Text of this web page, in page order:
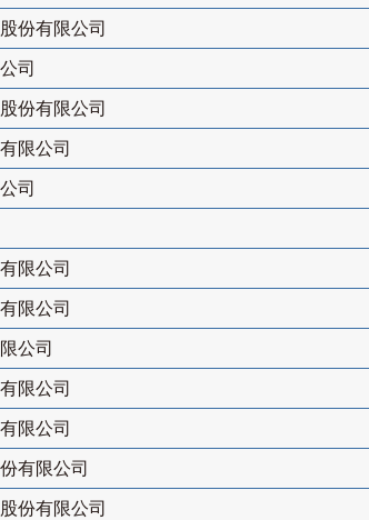
份有限公司
司
份有限公司
限公司
司
限公司
限公司
公司
限公司
限公司
有限公司
份有限公司